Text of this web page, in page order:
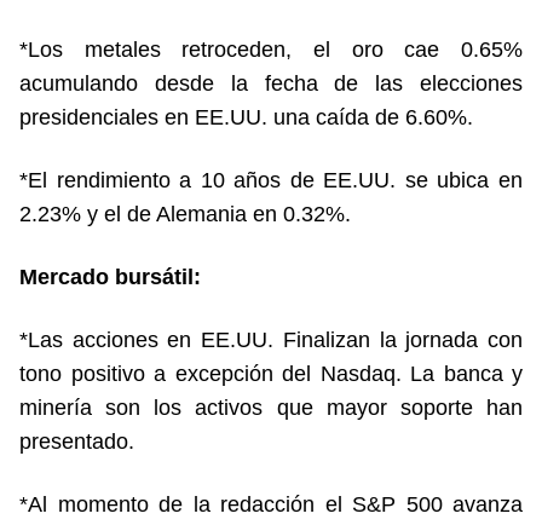
*Los metales retroceden, el oro cae 0.65%
acumulando desde la fecha de las elecciones
presidenciales en EE.UU. una caída de 6.60%.
*El rendimiento a 10 años de EE.UU. se ubica en
2.23% y el de Alemania en 0.32%.
Mercado bursátil:
*Las acciones en EE.UU. Finalizan la jornada con
tono positivo a excepción del Nasdaq. La banca y
minería son los activos que mayor soporte han
presentado.
*Al momento de la redacción el S&P 500 avanza